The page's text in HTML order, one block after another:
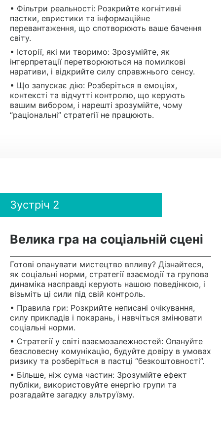
• Фільтри реальності: Розкрийте когнітивні
пастки, евристики та інформаційне
перевантаження, що спотворюють ваше бачення
світу.
• Історії, які ми творимо: Зрозумійте, як
інтерпретації перетворюються на помилкові
наративи, і відкрийте силу справжнього сенсу.
• Що запускає дію: Розберіться в емоціях,
контексті та відчутті контролю, що керують
вашим вибором, і нарешті зрозумійте, чому
“раціональні” стратегії не працюють.
Зустріч 2
Велика гра на соціальній сцені
Готові опанувати мистецтво впливу? Дізнайтеся,
як соціальні норми, стратегії взаємодії та групова
динаміка насправді керують нашою поведінкою, і
візьміть ці сили під свій контроль.
• Правила гри: Розкрийте неписані очікування,
силу прикладів і покарань, і навчіться змінювати
соціальні норми.
• Стратегії у світі взаємозалежностей: Опануйте
безсловесну комунікацію, будуйте довіру в умовах
ризику та розберіться в пастці “безкоштовності”.
• Більше, ніж сума частин: Зрозумійте ефект
публіки, використовуйте енергію групи та
розгадайте загадку альтруїзму.